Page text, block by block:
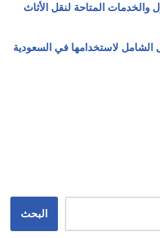
المتاحة لنقل الأثاث
الشامل لاستخدامها في السعودية
البحث